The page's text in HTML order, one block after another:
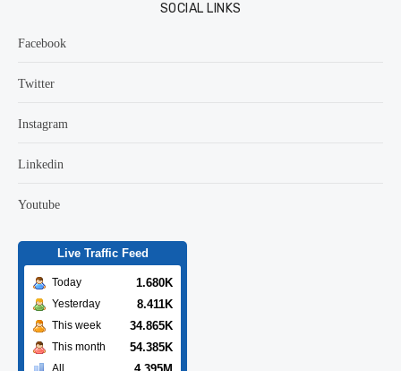
SOCIAL LINKS
Facebook
Twitter
Instagram
Linkedin
Youtube
Live Traffic Feed
Today 1.680K
Yesterday 8.411K
This week 34.865K
This month 54.385K
All